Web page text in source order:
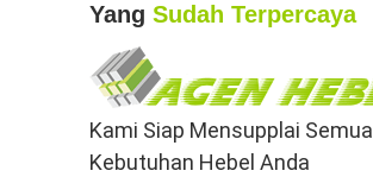
Yang Sudah Terpercaya
Kami Siap Mensupplai Semua
Kebutuhan Hebel Anda